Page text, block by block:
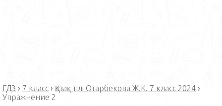
ГДЗ › 7 класс › Қазақ тілі Отарбекова Ж.К. 7 класс 2024 ›
Упражнение 2